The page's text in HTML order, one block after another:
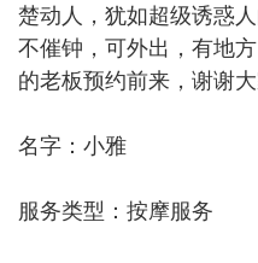
楚动人，犹如超级诱惑
不催钟，可外出，有地
的老板预约前来，谢谢大
名字：小雅
服务类型：按摩服务